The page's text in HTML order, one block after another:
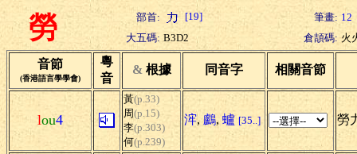
勞 部首: [19] 筆畫: 12
大五碼: B3D2 倉頡碼: 火
音節
(香港語言學學會)
粵
音
& 根據 同音字 相關音節
lou4
黃(p.33)
周(p.15)
李(p.303)
何(p.239)
浶, 鸕, 蠦 [35..] 勞